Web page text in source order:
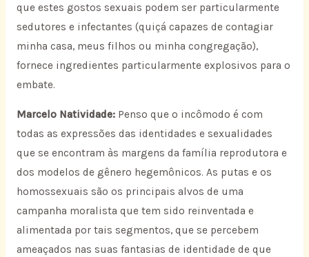
que estes gostos sexuais podem ser particularmente
sedutores e infectantes (quiçá capazes de contagiar
minha casa, meus filhos ou minha congregação),
fornece ingredientes particularmente explosivos para o
embate.
Marcelo Natividade:Penso que o incômodo é com
todas as expressões das identidades e sexualidades
que se encontram às margens da família reprodutora e
dos modelos de gênero hegemônicos. As putas e os
homossexuais são os principais alvos de uma
campanha moralista que tem sido reinventada e
alimentada por tais segmentos, que se percebem
ameaçados nas suas fantasias de identidade de que